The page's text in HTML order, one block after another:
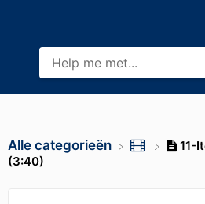
Alle categorieën
11-
(3:40)